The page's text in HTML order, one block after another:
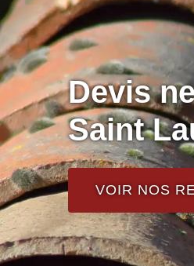
Devis
Saint
VOIR NOS